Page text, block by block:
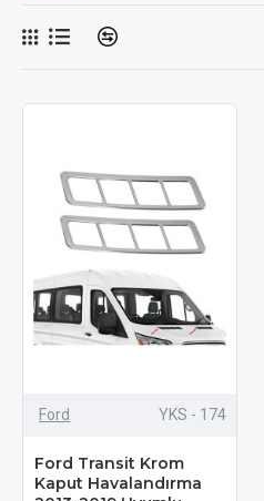
Ford YKS - 174
Ford Transit Krom
Kaput Havalandırma